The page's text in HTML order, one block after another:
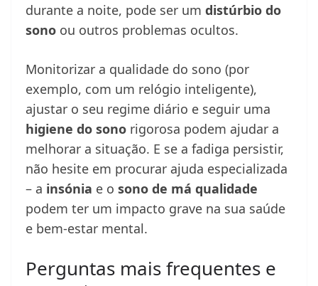
durante a noite, pode ser um distúrbio do
sono ou outros problemas ocultos.
Monitorizar a qualidade do sono (por
exemplo, com um relógio inteligente),
ajustar o seu regime diário e seguir uma
higiene do sono rigorosa podem ajudar a
melhorar a situação. E se a fadiga persistir,
não hesite em procurar ajuda especializada
– a insónia e o sono de má qualidade
podem ter um impacto grave na sua saúde
e bem-estar mental.
Perguntas mais frequentes e